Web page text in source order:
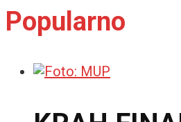
Popularno